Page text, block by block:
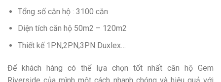
Tổng số căn hộ : 3100 căn
Diện tích căn hộ 50m2 – 120m2
Thiết kế 1PN,2PN,3PN Duxlex…
Để khách hàng có thể lựa chọn tốt nhất căn hộ Gem
Riverside của mình một cách nhanh chóng và hiệu quả với